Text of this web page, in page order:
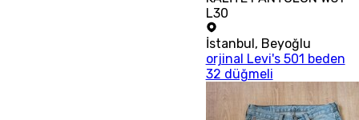
L30
İstanbul , Beyoğlu
orjinal Levi's 501 beden
32 düğmeli